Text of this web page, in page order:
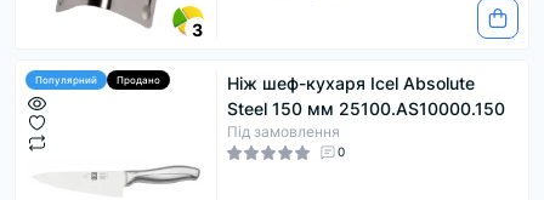
3
Популярний Продано
Ніж шеф-кухаря Icel Absolute
Steel 150 мм 25100.AS10000.150
Під замовлення
0